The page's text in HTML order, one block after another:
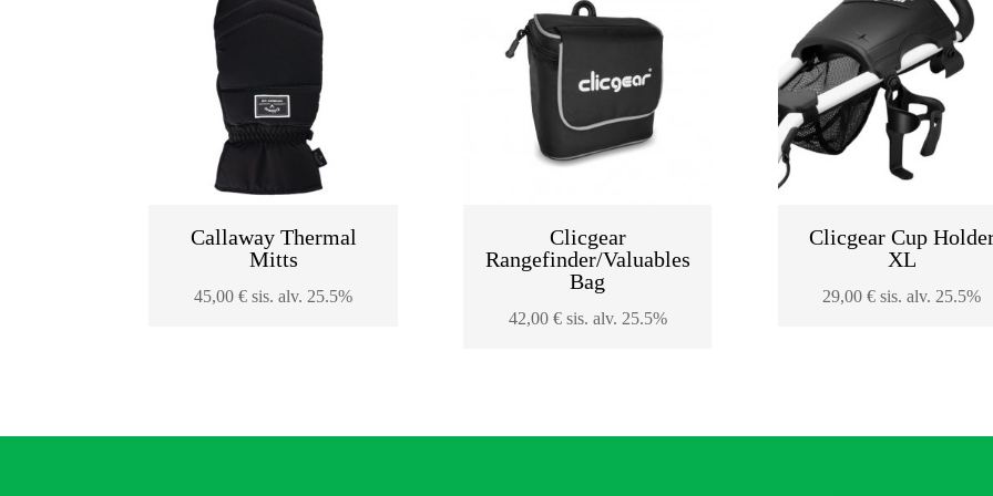
Callaway Thermal
Mitts
45,00€ sis. alv. 25.5%
Clicgear
Rangefinder/Valuables
Bag
42,00 € sis. alv. 25.5%
Clicgear Cup
XL
29,00€ sis. alv. 25.5%